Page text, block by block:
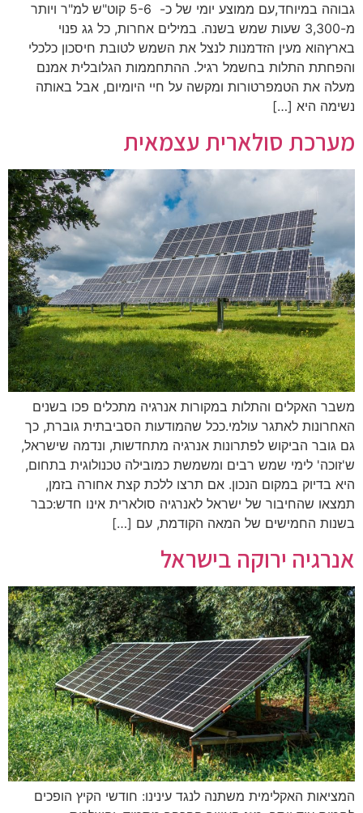
גבוהה במיוחד,עם ממוצע יומי של כ- 5-6 קוט"ש למ"ר ויותר
מ-3,300 שעות שמש בשנה. במילים אחרות, כל גג פנוי
בארץהוא מעין הזדמנות לנצל את השמש לטובת חיסכון כלכלי
והפחתת התלות בחשמל רגיל. ההתחממות הגלובלית אמנם
מעלה את הטמפרטורות ומקשה על חיי היומיום, אבל באותה
נשימה היא […]
מערכת סולארית עצמאית
משבר האקלים והתלות במקורות אנרגיה מתכלים פכו בשנים
האחרונות לאתגר עולמי.ככל שהמודעות הסביבתית גוברת, כך
גם גובר הביקוש לפתרונות אנרגיה מתחדשות, ונדמה שישראל,
ש'זוכה' לימי שמש רבים ומשמשת כמובילה טכנולוגית בתחום,
היא בדיוק במקום הנכון. אם תרצו ללכת קצת אחורה בזמן,
תמצאו שהחיבור של ישראל לאנרגיה סולארית אינו חדש:כבר
בשנות החמישים של המאה הקודמת, עם […]
אנרגיה ירוקה בישראל
המציאות האקלימית משתנה לנגד עינינו: חודשי הקיץ הופכים